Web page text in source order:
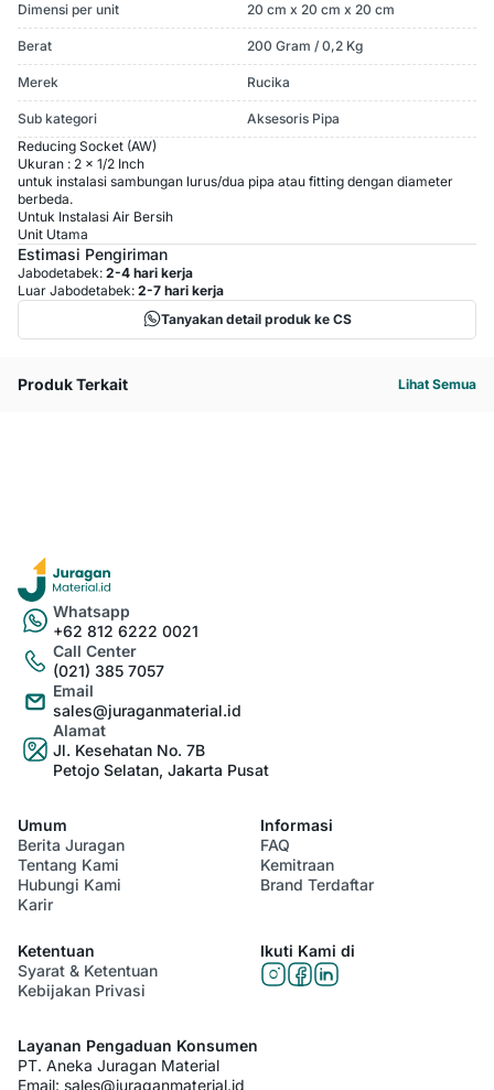
Dimensi per unit 20 cm x 20 cm x 20 cm
Berat 200 Gram / 0,2 Kg
Merek Rucika
Sub kategori
Aksesoris Pipa
Reducing Socket (AW)
Ukuran : 2 x 1/2 Inch
untuk instalasi sambungan lurus/dua pipa atau fitting dengan diameter
berbeda.
Untuk Instalasi Air Bersih
Unit Utama
Estimasi Pengiriman
Jabodetabek: 2-4 hari kerja
Luar Jabodetabek: 2-7 hari kerja
Tanyakan detail produk ke CS
Produk Terkait Lihat Semua
Whatsapp
+62 812 6222 0021
Call Center
(021) 385 7057
Email
sales@juraganmaterial.id
Alamat
Jl. Kesehatan No. 7B
Petojo Selatan, Jakarta Pusat
Umum
Berita Juragan
Tentang Kami
Hubungi Kami
Karir
Informasi
FAQ
Kemitraan
Brand Terdaftar
Ketentuan
Syarat & Ketentuan
Kebijakan Privasi
Ikuti Kami di
Layanan Pengaduan Konsumen
PT. Aneka Juragan Material
Email: sales@juraganmaterial.id